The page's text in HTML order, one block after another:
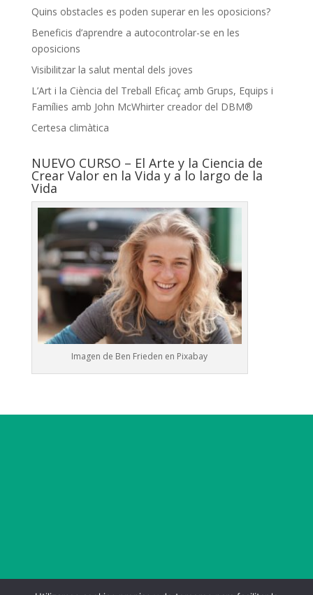
Quins obstacles es poden superar en les oposicions?
Beneficis d’aprendre a autocontrolar-se en les
oposicions
Visibilitzar la salut mental dels joves
L’Art i la Ciència del Treball Eficaç amb Grups, Equips i
Famílies amb John McWhirter creador del DBM®
Certesa climàtica
NUEVO CURSO – El Arte y la Ciencia de
Crear Valor en la Vida y a lo largo de la
Vida
Imagen de Ben Frieden en Pixabay